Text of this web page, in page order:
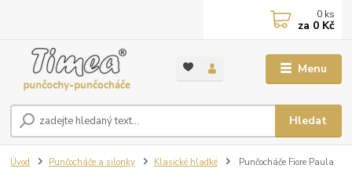
Menu
Hledat
0 ks
za 0 Kč
Úvod Punčocháče a silonky Klasické hladké Punčocháče Fiore Paula